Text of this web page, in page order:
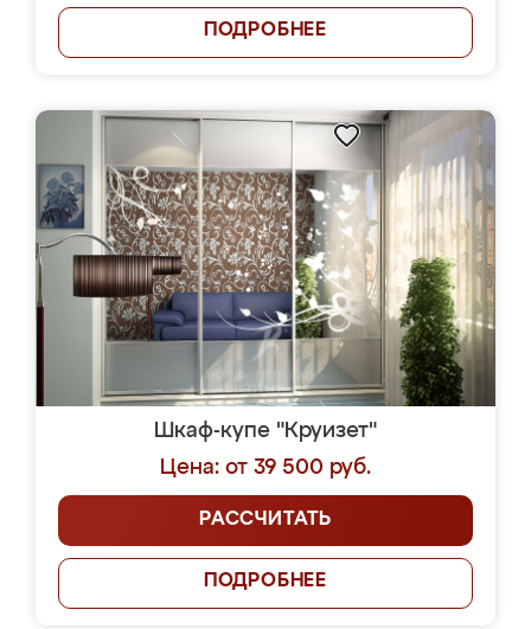
ПОДРОБНЕЕ
Шкаф-купе "Круизет"
Цена: от 39 500 руб.
РАССЧИТАТЬ
ПОДРОБНЕЕ